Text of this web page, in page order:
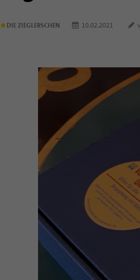
• DIE ZIEGLERSCHEN 10.02.2021